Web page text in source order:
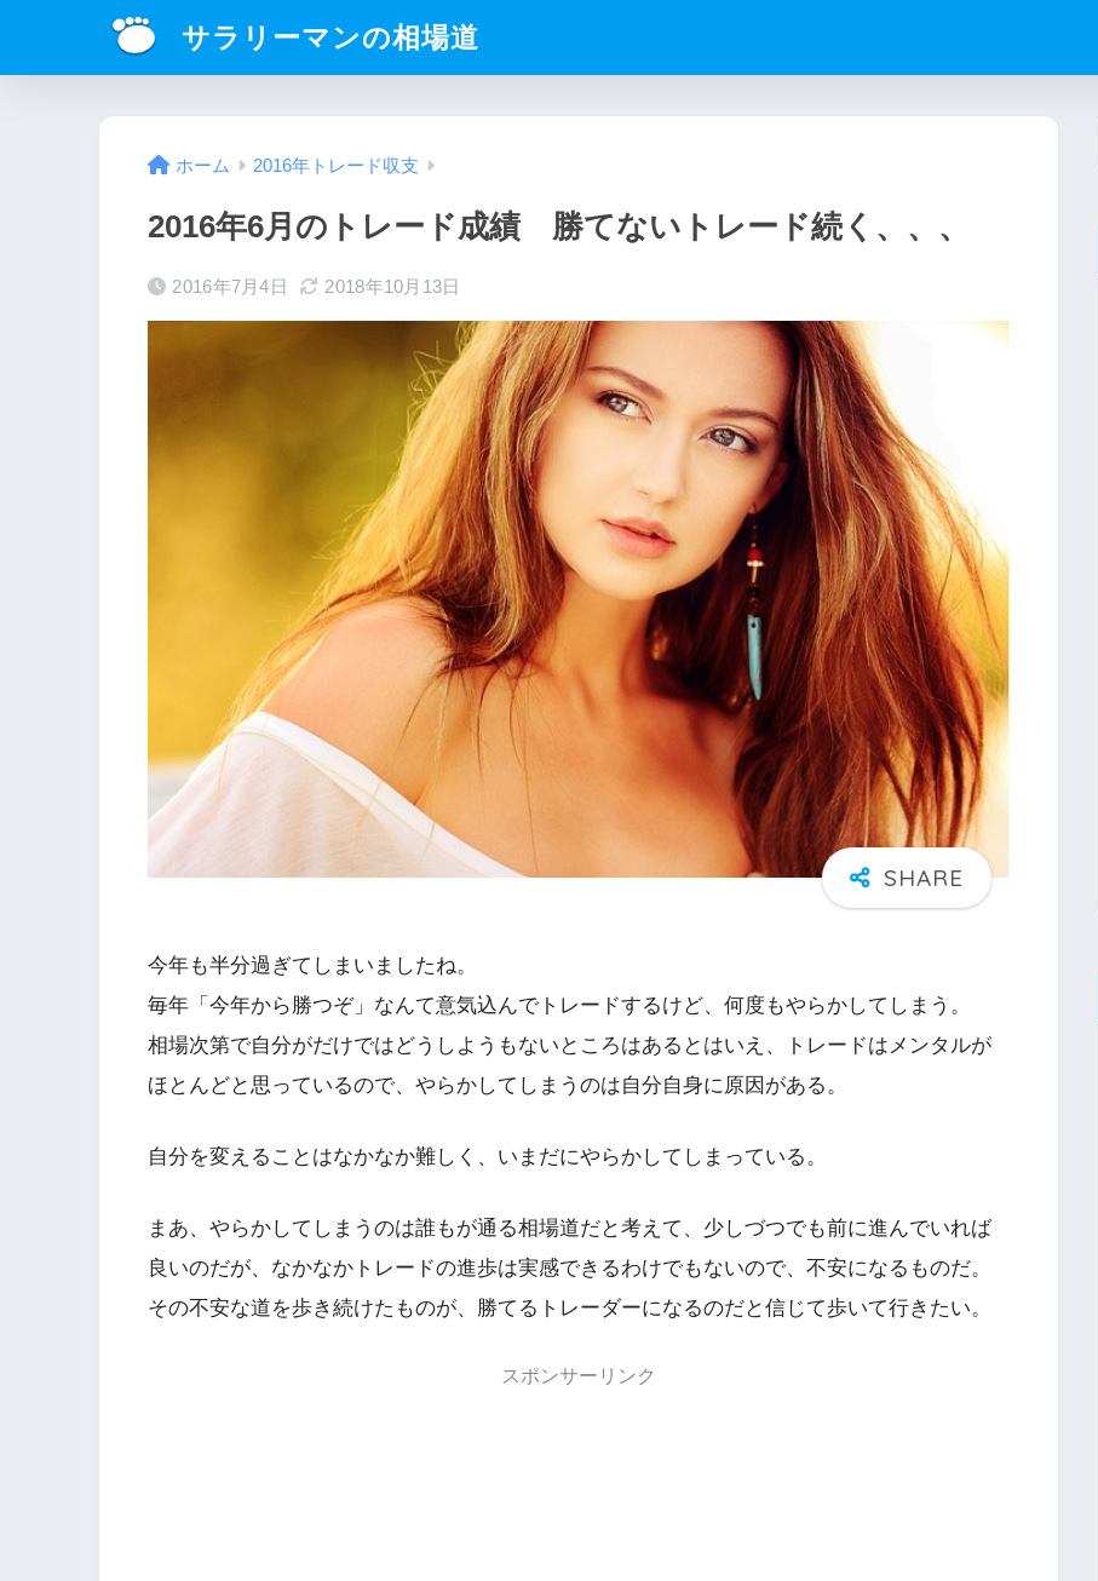
サラリーマンの相場道
ホーム 2016年トレード収支
2016年6月のトレード成績 勝てないトレード続く、、、
2016年7月4日 2018年10月13日
今年も半分過ぎてしまいましたね。
毎年「今年から勝つぞ」なんて意気込んでトレードするけど、何度もやらかしてしまう。
相場次第で自分がだけではどうしようもないところはあるとはいえ、トレードはメンタルが
ほとんどと思っているので、やらかしてしまうのは自分自身に原因がある。
自分を変えることはなかなか難しく、いまだにやらかしてしまっている。
まあ、やらかしてしまうのは誰もが通る相場道だと考えて、少しづつでも前に進んでいれば
良いのだが、なかなかトレードの進歩は実感できるわけでもないので、不安になるものだ。
その不安な道を歩き続けたものが、勝てるトレーダーになるのだと信じて歩いて行きたい。
スポンサーリンク